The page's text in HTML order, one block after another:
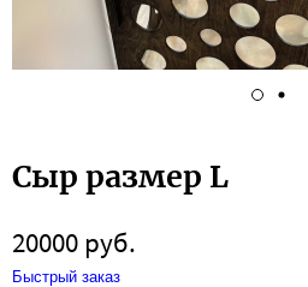
Сыр размер L
20000 руб.
Быстрый заказ